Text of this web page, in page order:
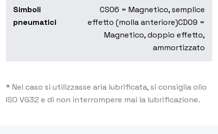
Simboli
pneumatici
CS06 = Magnetico, semplice
effetto (molla anteriore)CD09 =
Magnetico, doppio effetto,
ammortizzato
* Nel caso si utilizzasse aria lubrificata, si consiglia olio
ISO VG32 e di non interrompere mai la lubrificazione.